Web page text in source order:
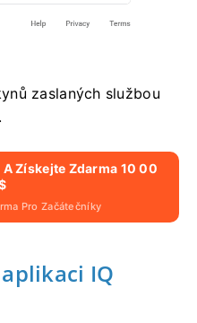
zaslaných službou
Získejte Zdarma 10 00
Pro Začátečníky
IQ